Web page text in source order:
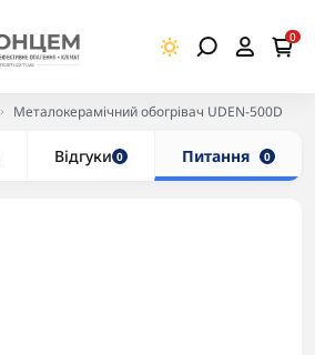
0
Металокерамічний обогрівач UDEN-500D
Відгуки 0 Питання 0